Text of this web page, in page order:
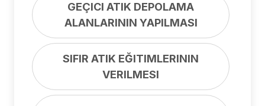
GEÇICI ATIK DEPOLAMA
ALANLARININ YAPILMASI
SIFIR ATIK EĞITIMLERININ
VERILMESI